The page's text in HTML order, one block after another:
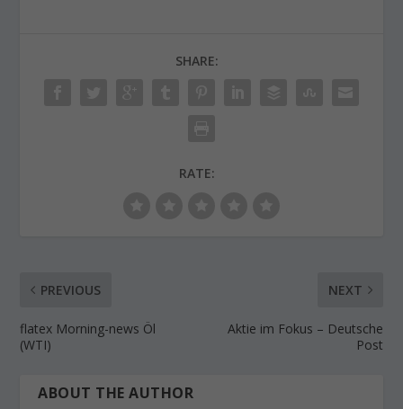
SHARE:
RATE:
PREVIOUS
flatex Morning-news Öl
(WTI)
NEXT
Aktie im Fokus – Deutsche
Post
ABOUT THE AUTHOR